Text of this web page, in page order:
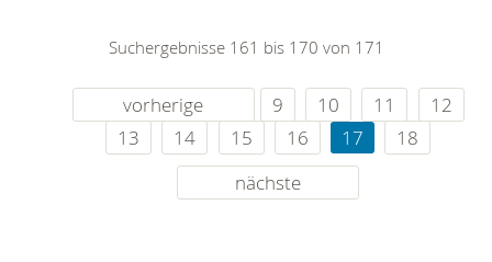
Suchergebnisse 161 bis 170 von 171
vorherige 9 10 11
12
13
14 15 16 17
18
nächste